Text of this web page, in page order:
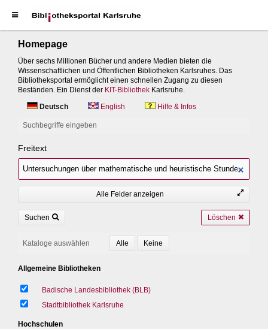
Homepage
Über sechs Millionen Bücher und andere Medien bieten die
Wissenschaftlichen und Öffentlichen Bibliotheken Karlsruhes. Das
Bibliotheksportal ermöglicht einen schnellen Zugang zu diesen
Beständen. Ein Dienst der KIT-Bibliothek Karlsruhe.
Deutsch
English Hilfe & Infos
Suchbegriffe eingeben
Freitext
Alle Felder anzeigen
Suchen Löschen
Kataloge auswählen
Allgemeine Bibliotheken
Badische Landesbibliothek (BLB)
Stadtbibliothek Karlsruhe
Hochschulen